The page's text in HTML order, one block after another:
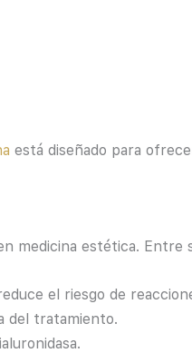
está diseñado para
medicina estética.
el riesgo de
del tratamiento.